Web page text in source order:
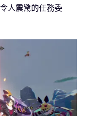
人震驚的任務委